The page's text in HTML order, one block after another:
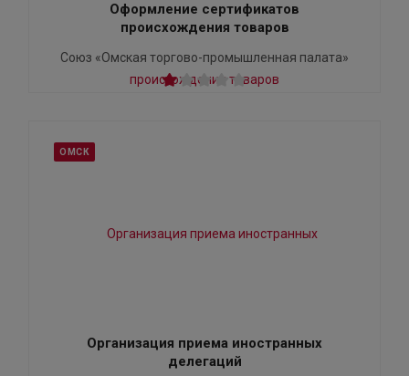
Оформление сертификатов
происхождения товаров
Союз «Омская торгово-промышленная палата»
ОМСК
Организация приема иностранных
делегаций